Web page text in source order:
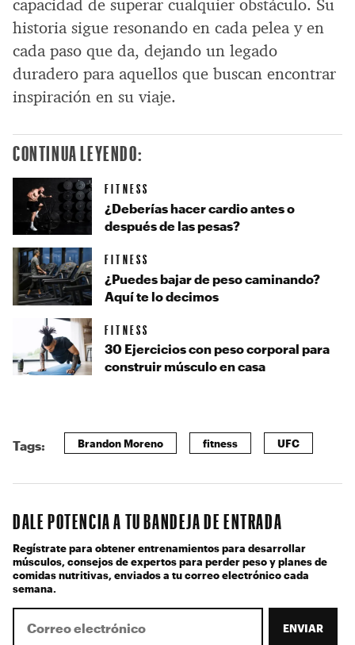
capacidad de superar cualquier obstáculo. Su
historia sigue resonando en cada pelea y en
cada paso que da, dejando un legado
duradero para aquellos que buscan encontrar
inspiración en su viaje.
CONTINUA LEYENDO:
FITNESS
¿Deberías hacer cardio antes o
después de las pesas?
FITNESS
¿Puedes bajar de peso caminando?
Aquí te lo decimos
FITNESS
30 Ejercicios con peso corporal para
construir músculo en casa
Tags: Brandon Moreno fitness UFC
DALE POTENCIA A TU BANDEJA DE ENTRADA
Regístrate para obtener entrenamientos para desarrollar
músculos, consejos de expertos para perder peso y planes de
comidas nutritivas, enviados a tu correo electrónico cada
semana.
ENVIAR